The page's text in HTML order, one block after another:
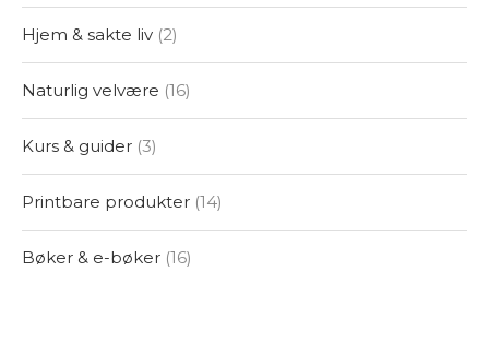
Hjem & sakte liv 2
Naturlig velvære 16
Kurs & guider 3
Printbare produkter 14
Bøker & e-bøker 16